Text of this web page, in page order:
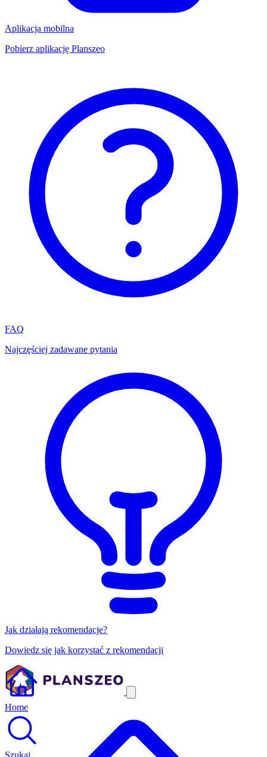
Aplikacja mobilna
Pobierz aplikację Planszeo
FAQ
Najczęściej zadawane pytania
Jak działają rekomendacje?
Dowiedz się jak korzystać z rekomendacji
Home
Szukaj